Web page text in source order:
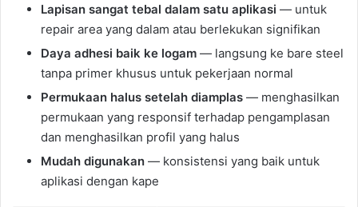
Lapisan sangat tebal dalam satu aplikasi — untuk
repair area yang dalam atau berlekukan signifikan
Daya adhesi baik ke logam — langsung ke bare steel
tanpa primer khusus untuk pekerjaan normal
Permukaan halus setelah diamplas — menghasilkan
permukaan yang responsif terhadap pengamplasan
dan menghasilkan profil yang halus
Mudah digunakan — konsistensi yang baik untuk
aplikasi dengan kape